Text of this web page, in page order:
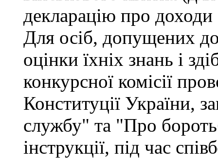
декларацію про доходи
Для осіб, допущених
оцінки їхніх знань і
конкурсної комісії
Конституції України,
службу" та "Про
інструкції, під час